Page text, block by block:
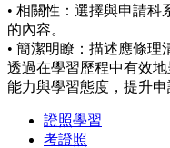
• 相關性：選擇與申請科
的內容。
• 簡潔明瞭：描述應條理
透過在學習歷程中有效
能力與學習態度，提升申
證照學習
考證照